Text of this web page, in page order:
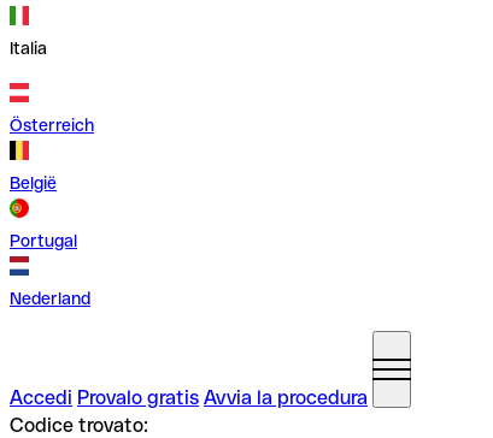
Italia
Österreich
België
Portugal
Nederland
Accedi Provalo gratis Avvia la procedura
Codice trovato: